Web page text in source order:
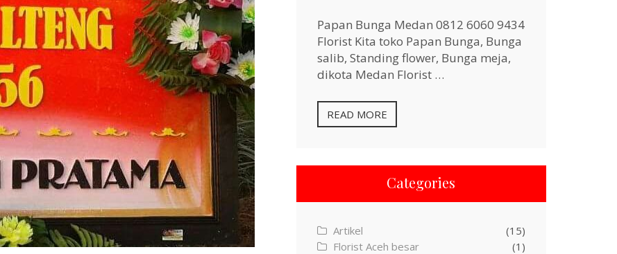
Papan Bunga Medan 0812 6060 9434
Florist Kita toko Papan Bunga, Bunga
salib, Standing flower, Bunga meja,
dikota Medan Florist …
READ MORE
Categories
Artikel
(15)
Florist Aceh besar
(1)